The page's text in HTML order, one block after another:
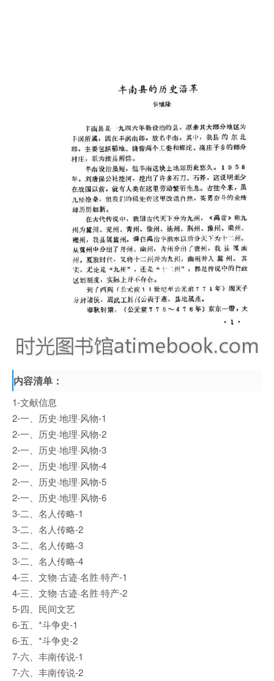
内容清单：
1-文献信息
2-一、历史·地理·风物-1
2-一、历史·地理·风物-2
2-一、历史·地理·风物-3
2-一、历史·地理·风物-4
2-一、历史·地理·风物-5
2-一、历史·地理·风物-6
3-二、名人传略-1
3-二、名人传略-2
3-二、名人传略-3
3-二、名人传略-4
4-三、文物·古迹·名胜·特产-1
4-三、文物·古迹·名胜·特产-2
5-四、民间文艺
6-五、*斗争史-1
6-五、*斗争史-2
7-六、丰南传说-1
7-六、丰南传说-2